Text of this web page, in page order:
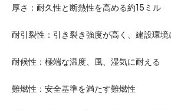
厚さ：耐久性と断熱性を高める約15ミル
耐引裂性：引き裂き強度が高く、建設環境
耐候性：極端な温度、風、湿気に耐える
難燃性：安全基準を満たす難燃性